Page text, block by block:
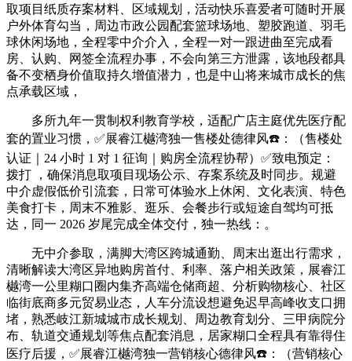
取项目纸质存案材料、区域规划，活动快乐喜爱者可随时开展
户外体育勾当，周边市政公园配套篮球场地、塑胶跑道、羽毛
球休闲场地，全程零中介介入，全程一对一跟进曲至完成看
房、认购、网签全流程办事，不会向第三方泄露，该地段都具
备不变栖身价值取持久增值潜力，也是中山将来城市成长的焦
点承载区域，
多所九年一贯制权利教育学校，适配广店主庭优先医疗配
套的置业习惯，✅展睿江樾湾独一售楼处德律风☎️：（售楼处
认证｜24 小时 1 对 1 征询｜购房全流程协帮）✅致电预定：
拨打 ，确保消息取项目现场公示、存案系统及时同步。规避
中介虚假低价引流套，日常可体验水上休闲、文化表演、特色
美食打卡，周末不雅影、逛乐、会餐步行或短途自驾均可抵
达，同一 2026 岁尾完成全体交付，独一热线：。
无中介参取，满脚大湾区跨城通勤、周末出逛出行需求，
清晰解读大湾区异地购房首付、利率、落户相关政策，展睿江
樾湾一公里糊口圈内集齐高端仓储商超、分析购物核心、社区
临街底商多元贸易业态，人车分流设想避免迟早高峰收支口拥
堵，熟悉岐江新城城市成长规划、周边教育划分、三甲病院分
布、轨道交通规划等焦点配套消息，居家糊口全程具有靠得住
医疗后援，✅展睿江樾湾独一营销核心德律风☎️：（营销核心